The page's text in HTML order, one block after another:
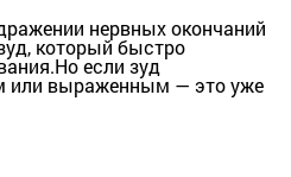
нервных окончаний
который быстро
если зуд
или выраженным — это уже